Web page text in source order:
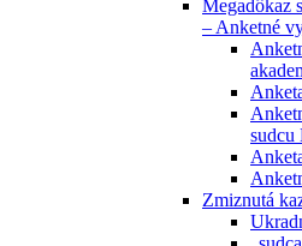
Megadôkaz
– Anketné
sudcu
Zmiznutá